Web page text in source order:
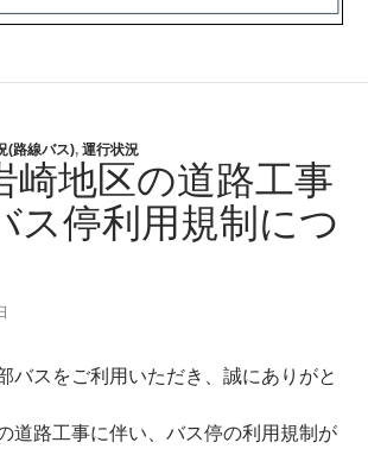
(路線バス), 運行状況
崎地区の道路工事
ス停利用規制につ
バスをご利用いただき、誠にありがと
道路工事に伴い、バス停の利用規制が